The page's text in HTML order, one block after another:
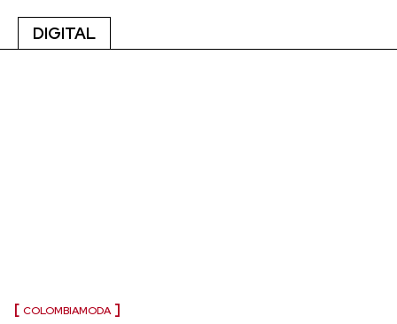
DIGITAL
COLOMBIAMODA